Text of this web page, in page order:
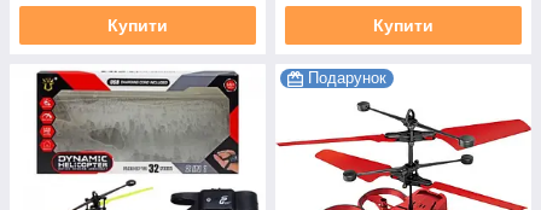
Купити Купити
Подарунок